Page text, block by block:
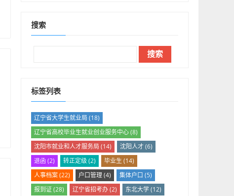
搜索
标签列表
辽宁省大学生就业局 (18)
辽宁省高校毕业生就业创业服务中心(8)
沈阳市就业和人才服务局 (14) 沈阳人才(6)
退函 (2) 转正定级 (2) 毕业生 (14)
人事档案(22) 户口管理(4) 集体户口 (5)
报到证(28) 辽宁省招考办(2) 东北大学(12)